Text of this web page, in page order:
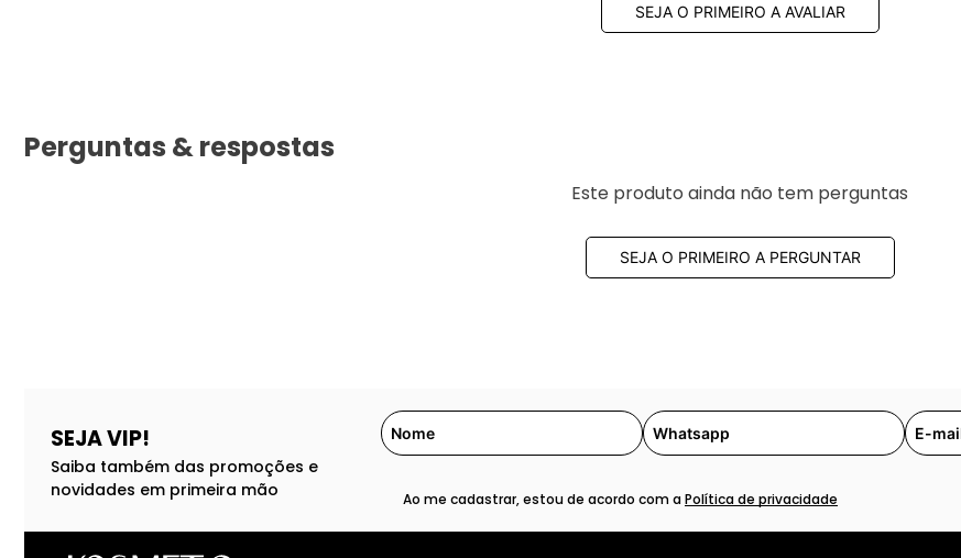
SEJA O PRIMEIRO A AVALIAR
Perguntas & respostas
Este produto ainda não tem perguntas
SEJA O PRIMEIRO A PERGUNTAR
SEJA VIP!
Saiba também das promoções e
novidades em primeira mão
Ao me cadastrar, estou de acordo com aPolítica de privacidade